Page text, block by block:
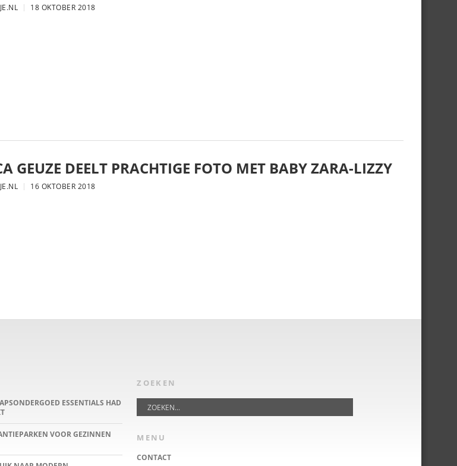
18 OKTOBER 2018
GEUZE DEELT PRACHTIGE FOTO MET BABY ZARA-LIZZY
16 OKTOBER 2018
ESSENTIALS HAD
VOOR GEZINNEN
ZOEKEN
MENU
CONTACT